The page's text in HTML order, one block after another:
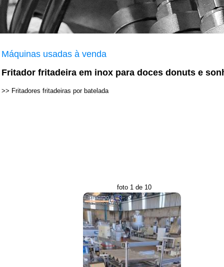
Máquinas usadas à venda
Fritador fritadeira em inox para doces donuts e
>> Fritadores fritadeiras por batelada
foto 1 de 10